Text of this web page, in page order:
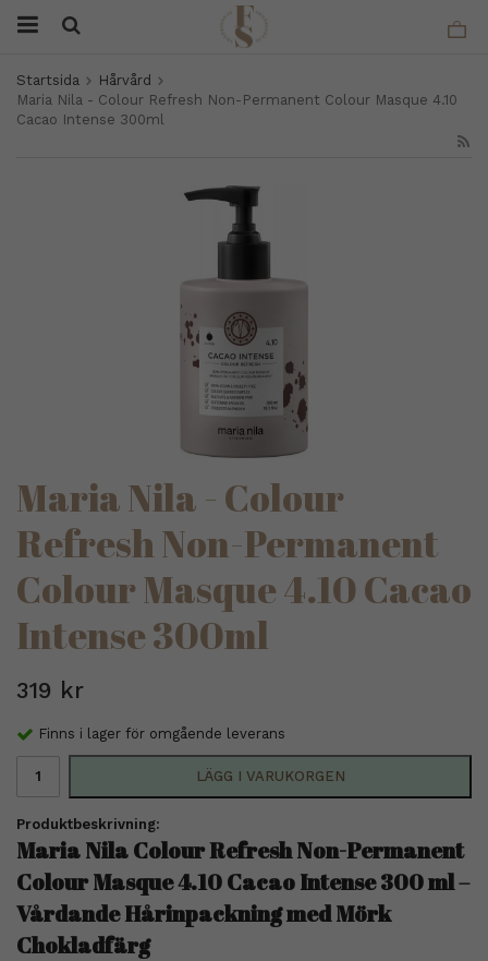
Startsida
Hårvård
Maria Nila - Colour Refresh Non-Permanent Colour Masque 4.10
Cacao Intense 300ml
Maria Nila - Colour
Refresh Non-Permanent
Colour Masque 4.10 Cacao
Intense 300ml
319 kr
Finns i lager för omgående leverans
LÄGG I VARUKORGEN
Produktbeskrivning:
Maria Nila Colour Refresh Non-Permanent
Colour Masque 4.10 Cacao Intense 300 ml –
Vårdande Hårinpackning med Mörk
Chokladfärg